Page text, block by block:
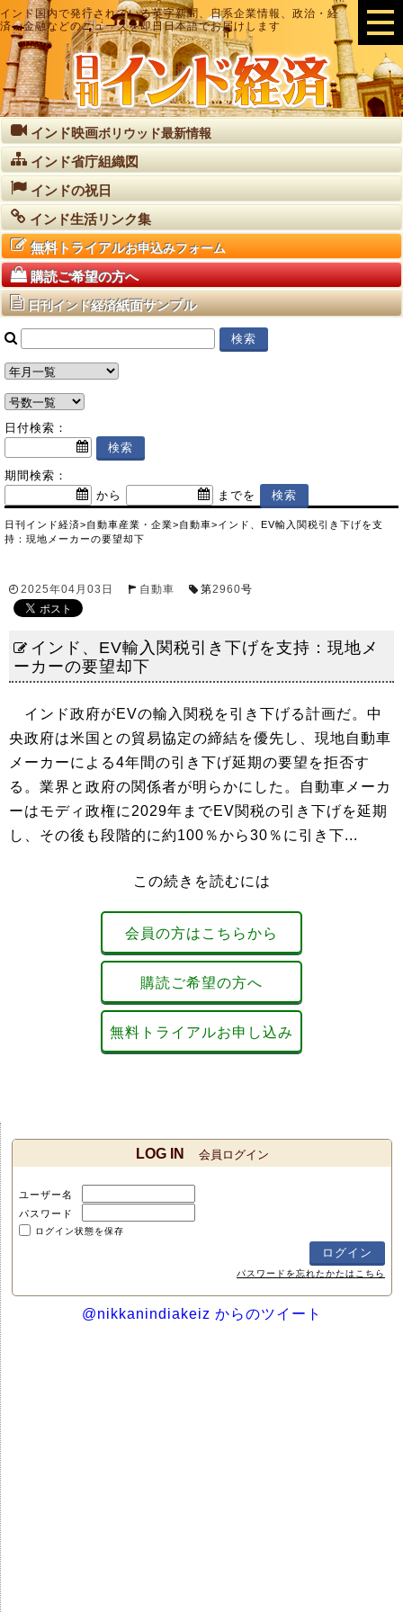
インド国内で発行されている英字新聞、日系企業情報、政治・経
済・金融などのニュースを即日日本語でお届けします
インド映画ボリウッド最新情報
インド省庁組織図
インドの祝日
インド生活リンク集
無料トライアルお申込みフォーム
購読ご希望の方へ
日刊インド経済紙面サンプル
日付検索：
期間検索：
から
までを
日刊インド経済>自動車産業・企業>自動車>インド、EV輸入関税引き下げを支
持：現地メーカーの要望却下
2025年04月03日 自動車 第2960号
インド、EV輸入関税引き下げを支持：現地メ
ーカーの要望却下
インド政府がEVの輸入関税を引き下げる計画だ。中
央政府は米国との貿易協定の締結を優先し、現地自動車
メーカーによる4年間の引き下げ延期の要望を拒否す
る。業界と政府の関係者が明らかにした。自動車メーカ
ーはモディ政権に2029年までEV関税の引き下げを延期
し、その後も段階的に約100％から30％に引き下...
この続きを読むには
会員の方はこちらから
購読ご希望の方へ
無料トライアルお申し込み
LOG IN 会員ログイン
ユーザー名
パスワード
ログイン状態を保存
パスワードを忘れたかたはこちら
@nikkanindiakeiz からのツイート